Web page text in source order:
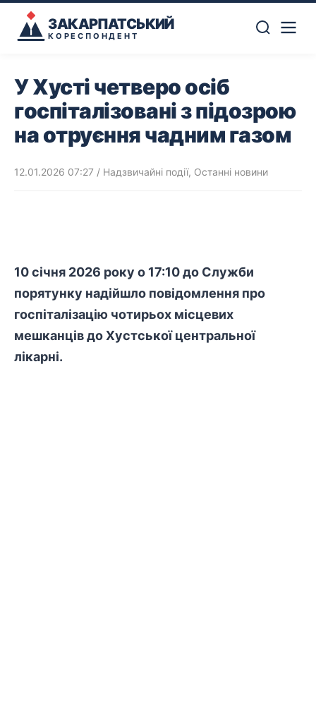
ЗАКАРПАТСЬКИЙ
КОРЕСПОНДЕНТ
У Хусті четверо осіб
госпіталізовані з підозрою
на отруєння чадним газом
12.01.2026 07:27 / Надзвичайні події, Останні новини
10 січня 2026 року о 17:10 до Служби
порятунку надійшло повідомлення про
госпіталізацію чотирьох місцевих
мешканців до Хустської центральної
лікарні.